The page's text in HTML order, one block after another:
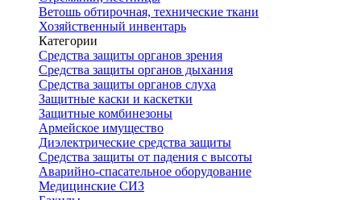
Ветошь обтирочная, технические ткани
Хозяйственный инвентарь
Категории
Средства защиты органов зрения
Средства защиты органов дыхания
Средства защиты органов слуха
Защитные каски и каскетки
Защитные комбинезоны
Армейское имущество
Диэлектрические средства защиты
Средства защиты от падения с высоты
Аварийно-спасательное оборудование
Медицинские СИЗ